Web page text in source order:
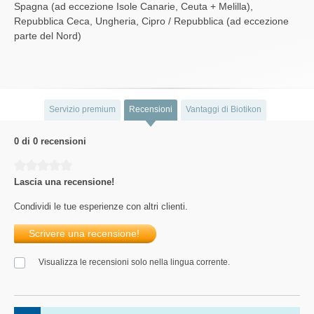
Spagna (ad eccezione Isole Canarie, Ceuta + Melilla),
Repubblica Ceca, Ungheria, Cipro / Repubblica (ad eccezione
parte del Nord)
Servizio premium Recensioni Vantaggi di Biotikon
0 di 0 recensioni
Lascia una recensione!
Condividi le tue esperienze con altri clienti.
Scrivere una recensione!
Visualizza le recensioni solo nella lingua corrente.